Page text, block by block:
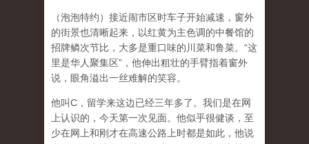
（泡泡特约） 接近闹市区时车子开始减速，窗外
的街景也清晰起来，以红黄为主色调的中餐馆的
招牌鳞次节比，大多是重口味的川菜和鲁菜。“这
里是华人聚集区”，他伸出粗壮的手臂指着窗外
说，眼角溢出一丝难解的笑容。
他叫C，留学来这边已经三年多了。我们是在网
上认识的，今天第一次见面。他似乎很健谈，至
少在网上和刚才在高速公路上时都是如此，他说